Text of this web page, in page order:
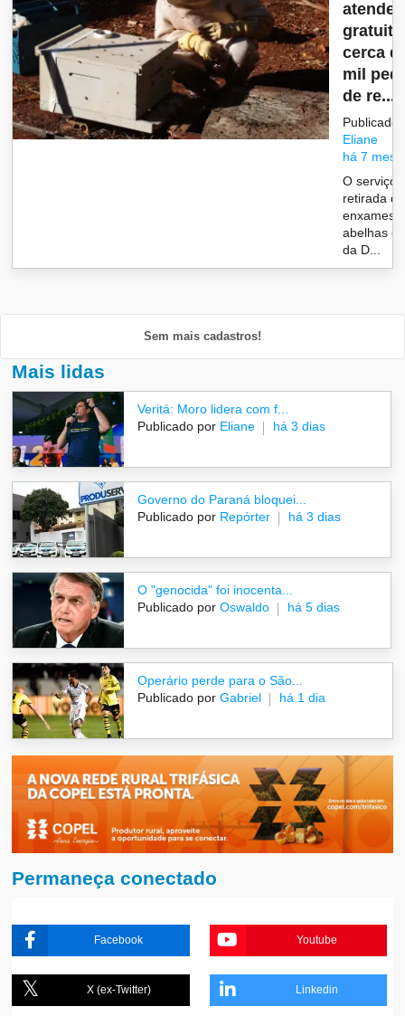
atendeu
cerca
mil
de re...
Publicado
Eliane
há 7
O serviço
retirada de
enxames
abelhas e
da D...
Sem mais cadastros!
Mais lidas
Veritá: Moro lidera com f...
Publicado por Eliane há 3 dias
Governo do Paraná bloquei...
Publicado por Repórter há 3 dias
O "genocida" foi inocenta...
Publicado por Oswaldo há 5 dias
Operário perde para o São...
Publicado por Gabriel há 1 dia
Permaneça conectado
Facebook Youtube
X (ex-Twitter) Linkedin